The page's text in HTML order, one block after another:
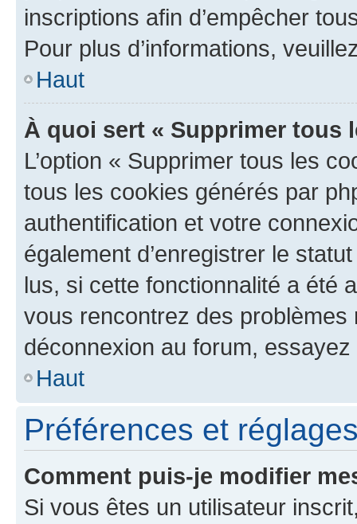
inscriptions afin d’empêcher
Pour plus d’informations,
Haut
À quoi sert « Supprimer tous
L’option « Supprimer tous les
tous les cookies générés par
authentification et votre
également d’enregistrer le
lus, si cette fonctionnalité a été
vous rencontrez des
déconnexion au forum,
Haut
Préférences et
Comment puis-je modifier
Si vous êtes un utilisateur